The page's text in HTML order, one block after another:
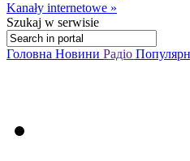
Kanały internetowe »
Szukaj w serwisie
Головна Новини Радіо